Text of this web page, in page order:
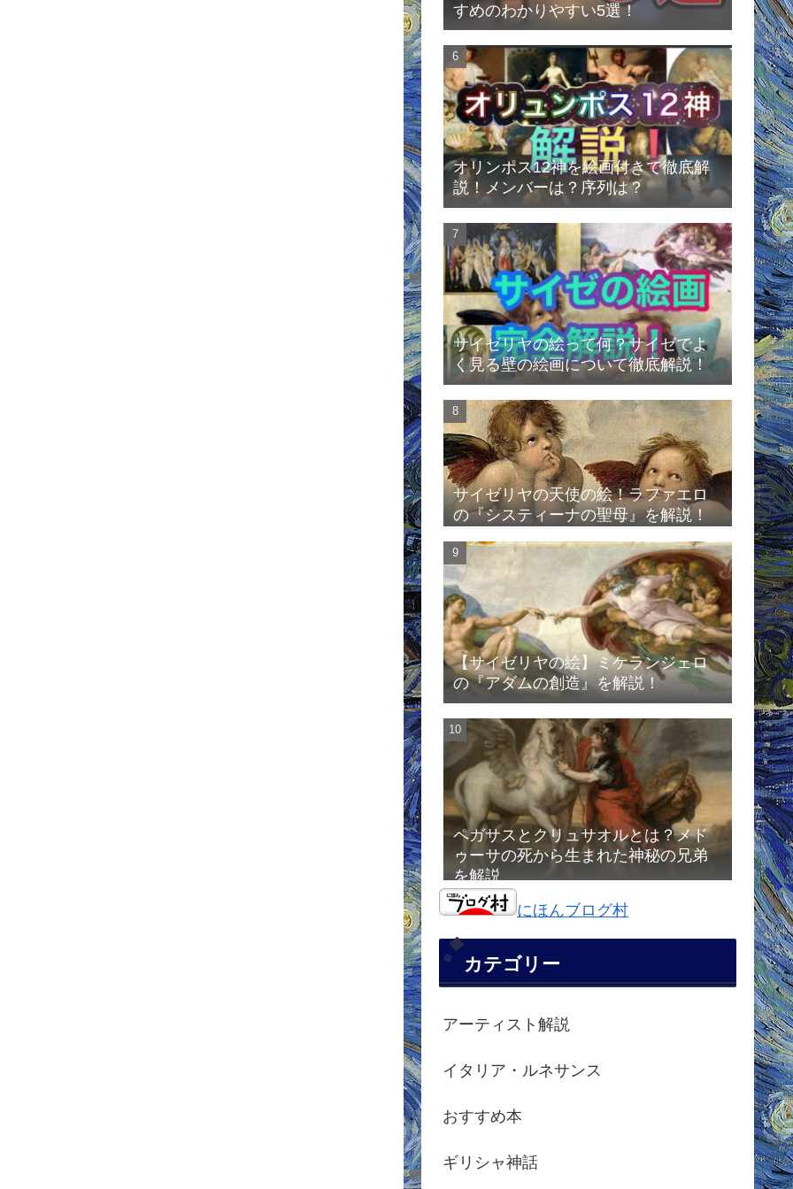
すめのわかりやすい5選！
オリンポス12神を絵画付きで徹底解
説！メンバーは？序列は？
サイゼリヤの絵って何？サイゼでよ
く見る壁の絵画について徹底解説！
サイゼリヤの天使の絵！ラファエロ
の『システィーナの聖母』を解説！
【サイゼリヤの絵】ミケランジェロ
の『アダムの創造』を解説！
ペガサスとクリュサオルとは？メド
ゥーサの死から生まれた神秘の兄弟
を解説
にほんブログ村
カテゴリー
アーティスト解説
イタリア・ルネサンス
おすすめ本
ギリシャ神話